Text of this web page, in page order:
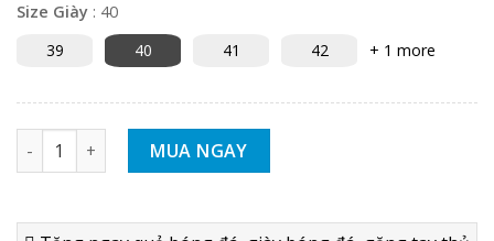
Size Giày : 40
39
40 41 42 + 1 more
GIÀY BÓNG ĐÁ FOVI DEBUT XANH LÁ KHÂU FULL ĐẾ - SÂN
MUA NGAY